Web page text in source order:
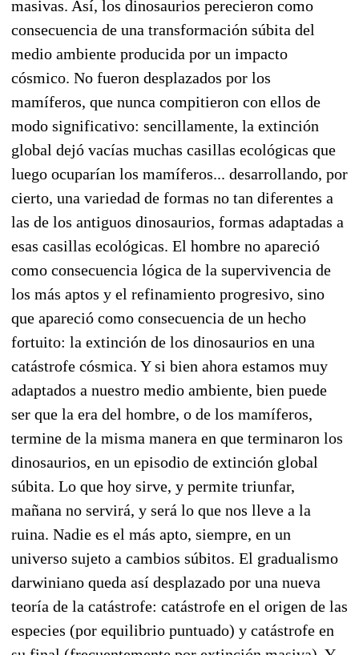
masivas. Así, los dinosaurios perecieron como
consecuencia de una transformación súbita del
medio ambiente producida por un impacto
cósmico. No fueron desplazados por los
mamíferos, que nunca compitieron con ellos de
modo significativo: sencillamente, la extinción
global dejó vacías muchas casillas ecológicas que
luego ocuparían los mamíferos... desarrollando, por
cierto, una variedad de formas no tan diferentes a
las de los antiguos dinosaurios, formas adaptadas a
esas casillas ecológicas. El hombre no apareció
como consecuencia lógica de la supervivencia de
los más aptos y el refinamiento progresivo, sino
que apareció como consecuencia de un hecho
fortuito: la extinción de los dinosaurios en una
catástrofe cósmica. Y si bien ahora estamos muy
adaptados a nuestro medio ambiente, bien puede
ser que la era del hombre, o de los mamíferos,
termine de la misma manera en que terminaron los
dinosaurios, en un episodio de extinción global
súbita. Lo que hoy sirve, y permite triunfar,
mañana no servirá, y será lo que nos lleve a la
ruina. Nadie es el más apto, siempre, en un
universo sujeto a cambios súbitos. El gradualismo
darwiniano queda así desplazado por una nueva
teoría de la catástrofe: catástrofe en el origen de las
especies (por equilibrio puntuado) y catástrofe en